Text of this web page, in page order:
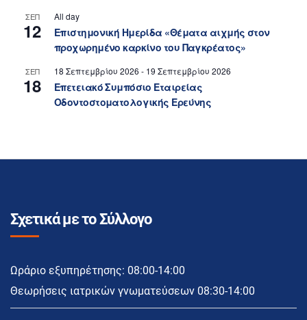
ΣΕΠ
12
All day
Επιστημονική Ημερίδα «Θέματα αιχμής στον
προχωρημένο καρκίνο του Παγκρέατος»
ΣΕΠ
18
18 Σεπτεμβρίου 2026 - 19 Σεπτεμβρίου 2026
Επετειακό Συμπόσιο Εταιρείας
Οδοντοστοματολογικής Ερεύνης
Σχετικά με το Σύλλογο
Ωράριο εξυπηρέτησης: 08:00-14:00
Θεωρήσεις ιατρικών γνωματεύσεων 08:30-14:00